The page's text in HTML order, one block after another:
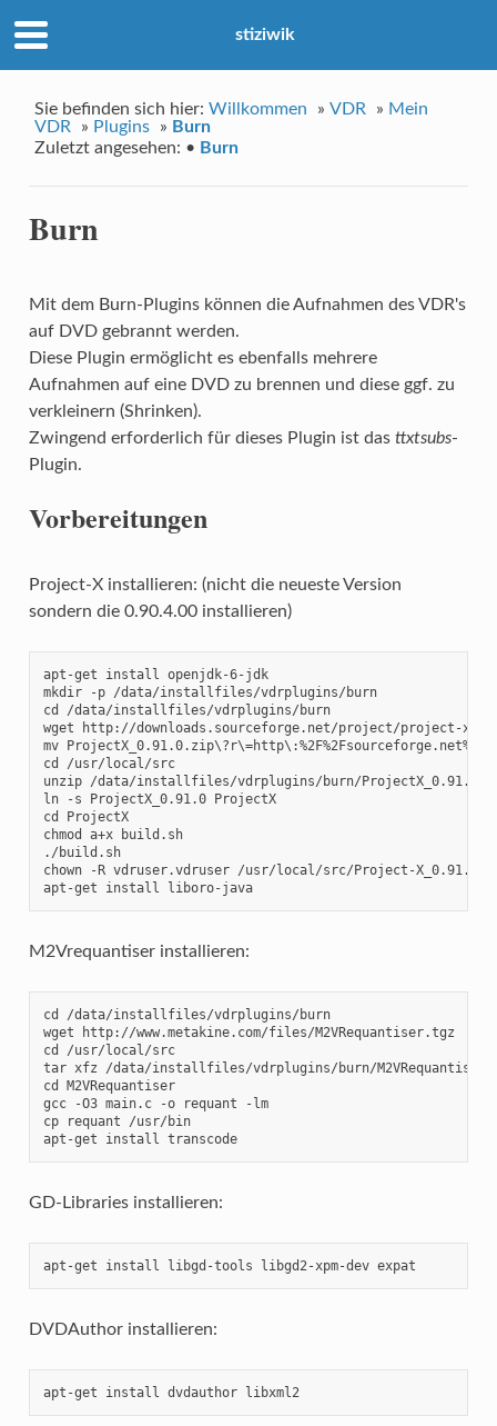
stiziwik
Sie befinden sich hier:Willkommen »VDR » Mein
VDR
» Plugins » Burn
Zuletzt angesehen: • Burn
Burn
Mit dem Burn-Plugins können die Aufnahmen des VDR's
auf DVD gebrannt werden.
Diese Plugin ermöglicht es ebenfalls mehrere
Aufnahmen auf eine DVD zu brennen und diese ggf. zu
verkleinern (Shrinken).
Zwingend erforderlich für dieses Plugin ist das ttxtsubs-
Plugin.
Vorbereitungen
Project-X installieren: (nicht die neueste Version
sondern die 0.90.4.00 installieren)
apt-get install openjdk-6-jdk
mkdir -p /data/installfiles/vdrplugins/burn
cd /data/installfiles/vdrplugins/burn
wget http://downloads.sourceforge.net/project/project-x/
mv
cd /usr/local/src
unzip /data/installfiles/vdrplugins/burn/
ln -s ProjectX_0.91.0 ProjectX
cd ProjectX
chmod a+x build.sh
./build.sh
chown -R vdruser.vdruser /usr/local/src/Project-X_0.91.0/
apt-get install liboro-java
M2Vrequantiser installieren:
cd /data/installfiles/vdrplugins/burn
wget http://www.metakine.com/files/M2VRequantiser.tgz
cd /usr/local/src
tar xfz /data/installfiles/vdrplugins/burn/
cd M2VRequantiser
gcc -O3 main.c -o requant -lm
cp requant /usr/bin
apt-get install transcode
GD-Libraries installieren:
apt-get install libgd-tools libgd2-xpm-dev expat
DVDAuthor installieren:
apt-get install dvdauthor libxml2